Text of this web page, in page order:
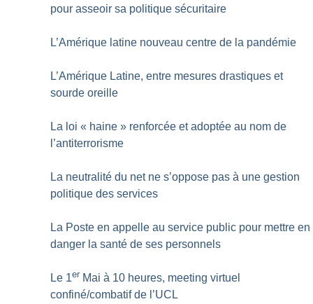
pour asseoir sa politique sécuritaire
L’Amérique latine nouveau centre de la pandémie
L’Amérique Latine, entre mesures drastiques et
sourde oreille
La loi « haine » renforcée et adoptée au nom de
l’antiterrorisme
La neutralité du net ne s’oppose pas à une gestion
politique des services
La Poste en appelle au service public pour mettre en
danger la santé de ses personnels
Le 1er Mai à 10 heures, meeting virtuel
confiné/combatif de l’UCL